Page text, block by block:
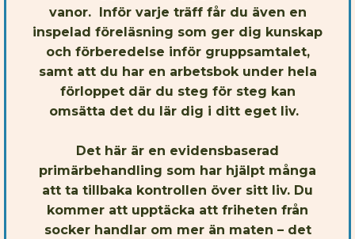
vanor. Inför varje träff får du även en
inspelad föreläsning som ger dig kunskap
och förberedelse inför gruppsamtalet,
samt att du har en arbetsbok under hela
förloppet där du steg för steg kan
omsätta det du lär dig i ditt eget liv.
Det här är en evidensbaserad
primärbehandling som har hjälpt många
att ta tillbaka kontrollen över sitt liv. Du
kommer att upptäcka att friheten från
socker handlar om mer än maten – det